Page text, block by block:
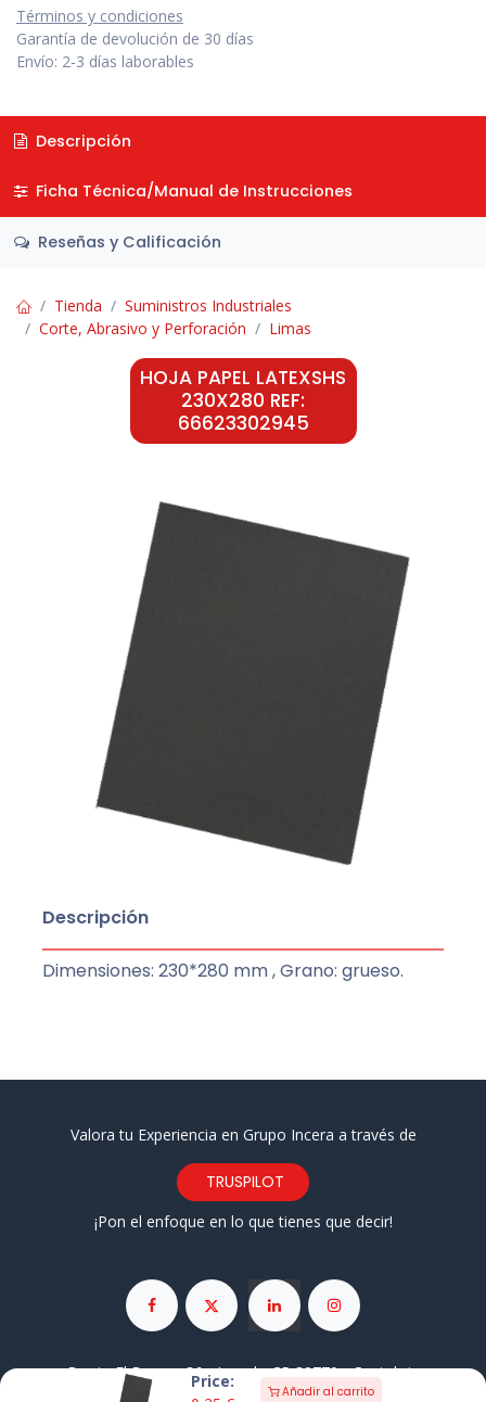
Price:
Añadir al carrito
Términos y condiciones
Garantía de devolución de 30 días
Envío: 2-3 días laborables
Descripción
Ficha Técnica/Manual de Instrucciones
Reseñas y Calificación
Tienda
Suministros Industriales
Corte, Abrasivo y Perforación
Limas
HOJA PAPEL LATEXSHS
230X280 REF:
66623302945
Descripción
Dimensiones: 230*280 mm , Grano: grueso.
Valora tu Experiencia en Grupo Incera a través de
TRUSPILOT
¡Pon el enfoque en lo que tienes que decir!
Barrio El Brusco 36 • Laredo CP 39770 • Cantabria